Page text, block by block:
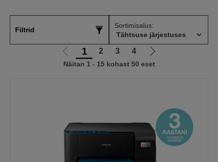
Filtrid
Sortimisalus:
Liigu
eelmisele
1 2 3 4
Liigu
järgmisele
Näitan 1 - 15 kohast 50 eset